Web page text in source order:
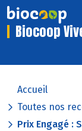
Biocoop
Accueil
Toutes nos
Prix Engagé :